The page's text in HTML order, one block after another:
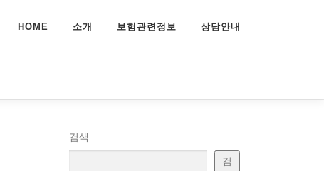
HOME 소개 보험관련정보 상담안내
검색
검